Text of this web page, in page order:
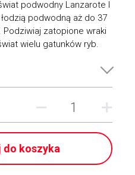
podwodny Lanzarote I
podwodną aż do 37
Podziwiaj zatopione wraki
wielu gatunków ryb.
do koszyka